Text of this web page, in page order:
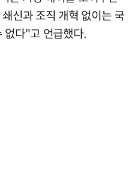
신과 조직 개혁 없이는 국
없다"고 언급했다.